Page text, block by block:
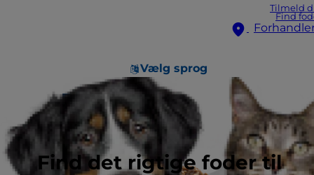
Tilmeld
Find
Vælg sprog
Find det rigtige foder til